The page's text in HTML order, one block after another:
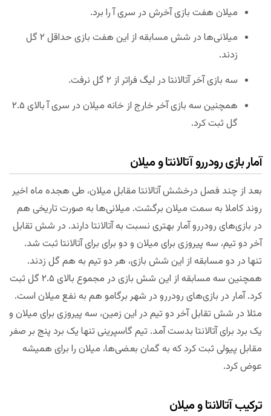
میلان هفت بازی آخرش در سری آ را برد.
میلانی‌ها در شش مسابقه از این هفت بازی حداقل ۲ گل
زدند.
سه بازی آخر آتالانتا در لیگ فراتر از ۲ گل نرفت.
همچنین سه بازی آخر خارج از خانه میلان در سری آ بالای ۲.۵
گل ثبت کرد.
آمار بازی رودررو آتالانتا و میلان
بعد از چند فصل درخشش آتالانتا مقابل میلان، طی هجده ماه اخیر
روند کاملا به سمت میلان برگشت. میلانی‌ها به صورت تاریخی هم
در بازی‌های رودررو آمار بهتری نسبت به آتالانتا دارند. در شش تقابل
آخر دو تیم، سه پیروزی برای میلان و دو برای برای آتالانتا ثبت شد.
تنها در دو مسابقه از این شش بازی، هر دو تیم به هم گل زدند.
همچنین سه مسابقه از این شش بازی در مجموع بالای ۲.۵ گل ثبت
کرد. آمار در بازی‌های رودررو در شهر برگامو هم به نفع میلان است.
مثلا در شش تقابل آخر دو تیم در این زمین، سه پیروزی برای میلان و
یک برد برای آتالانتا بدست آمد. تیم گاسپرینی تنها یک برد پنج بر صفر
مقابل پیولی ثبت کرد که به گمان بعضی‌ها، میلان را برای همیشه
عوض کرد.
ترکیب آتالانتا و میلان